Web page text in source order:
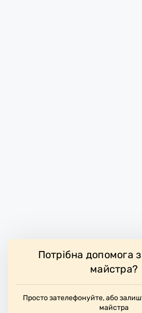
Потрібна допомога
майстра?
Просто зателефонуйте, або
майстра